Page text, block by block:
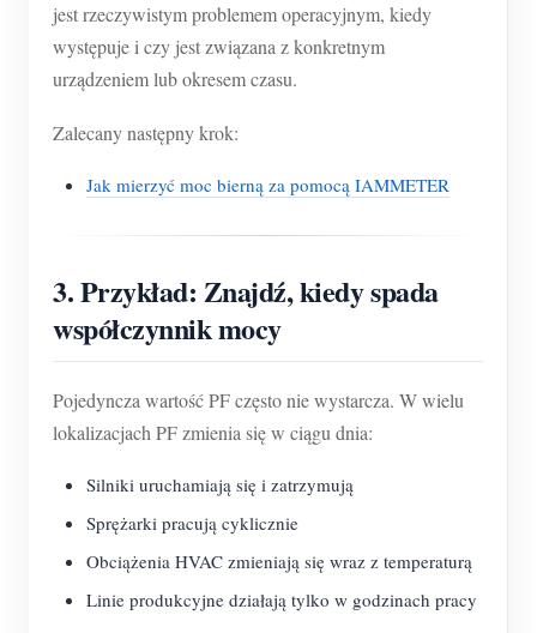
jest rzeczywistym problemem operacyjnym, kiedy
występuje i czy jest związana z konkretnym
urządzeniem lub okresem czasu.
Zalecany następny krok:
Jak mierzyć moc bierną za pomocą IAMMETER
3. Przykład: Znajdź, kiedy spada
współczynnik mocy
Pojedyncza wartość PF często nie wystarcza. W wielu
lokalizacjach PF zmienia się w ciągu dnia:
Silniki uruchamiają się i zatrzymują
Sprężarki pracują cyklicznie
Obciążenia HVAC zmieniają się wraz z temperaturą
Linie produkcyjne działają tylko w godzinach pracy